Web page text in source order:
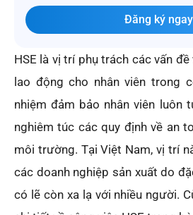
Đăng ký ngay
HSE là vị trí phụ trách các vấn
lao động cho nhân viên trong
nhiệm đảm bảo nhân viên luôn
nghiêm túc các quy định về an
môi trường. Tại Việt Nam, vị trí
các doanh nghiệp sản xuất do
có lẽ còn xa lạ với nhiều người.